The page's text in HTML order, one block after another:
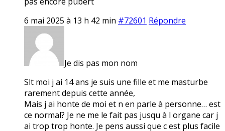
6 mai 2025 à 13 h 42 min #72601 Répondre
Je dis pas mon nom
Slt moi j ai 14 ans je suis une fille et me masturbe
rarement depuis cette année,
Mais j ai honte de moi et n en parle à personne… est
ce normal? Je ne me le fait pas jusqu à l organe car j
ai trop trop honte. Je pens aussi que c est plus facile